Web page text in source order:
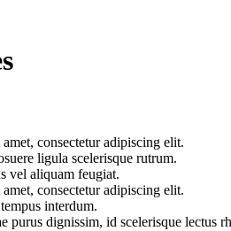
consectetur adipiscing elit.
ligula scelerisque rutrum.
vel aliquam feugiat.
consectetur adipiscing elit.
interdum.
purus dignissim, id scelerisque lectus